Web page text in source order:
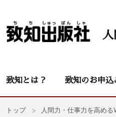
致知とは？ 致知のお申込
トップ 人間力・仕事力を高める